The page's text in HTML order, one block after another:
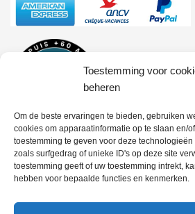
Toestemming voor
beheren
Om de beste ervaringen te bieden, gebruiken
cookies om apparaatinformatie op te slaan en/
toestemming te geven voor deze
zoals surfgedrag of unieke ID's op deze site
toestemming geeft of uw toestemming intrekt,
hebben voor bepaalde functies en kenmerken.
Opérateur de voyage ATOUT